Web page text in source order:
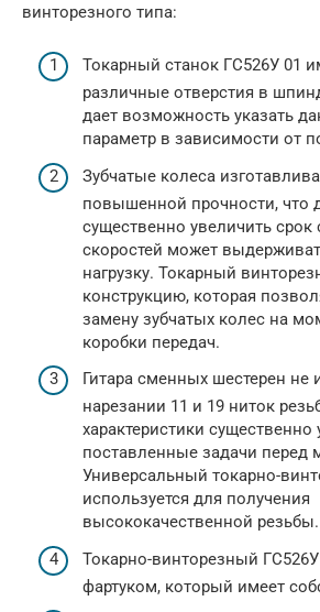
винторезного типа:
Токарный станок ГС526У 01
различные отверстия в
дает возможность указать
параметр в зависимости от
Зубчатые колеса
повышенной прочности, что
существенно увеличить
скоростей может
нагрузку. Токарный
конструкцию, которая
замену зубчатых колес на
коробки передач.
Гитара сменных шестерен не
нарезании 11 и 19 ниток
характеристики существенно
поставленные задачи перед
Универсальный токарно-
используется для получения
высококачественной резьбы.
Токарно-винторезный
фартуком, который имеет